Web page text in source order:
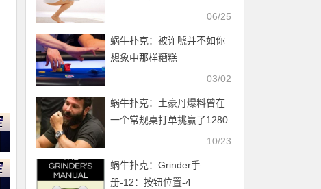
06/25
蜗牛扑克：​被诈唬并不如你
想象中那样糟糕
03/02
蜗牛扑克：土豪丹爆料曾在
一个常规桌打单挑赢了1280
10/23
蜗牛扑克：Grinder手
册-12：按钮位置-4